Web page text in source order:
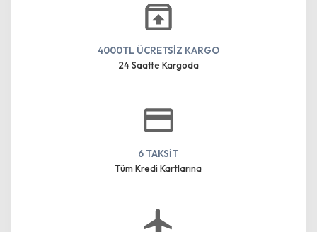
4000TL ÜCRETSİZ KARGO
24 Saatte Kargoda
6 TAKSİT
Tüm Kredi Kartlarına